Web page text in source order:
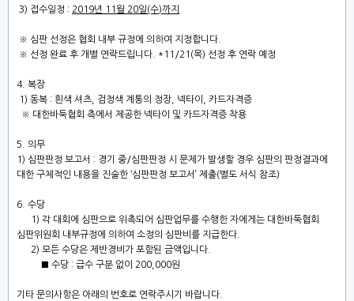
3) 접수일정 : 2019년 11 월 20일(수)까지
※ 심판 선정은 협회 내부 규정에 의하여 지정합니다
※ 선정 완료 후 개별 연락드립니다 . *11/21(목) 선정 후 연락 예정
4. 복장
1) 동복 : 흰색 셔츠 검정색 계통의 정장 넥타이
카드자격증
※ 대한바둑협회 측에서 제공한 넥타이 및 카드자격증 착용
5. 의무
1) 심판판정 보고서 : 경기 중/심판판정 시 문제가 발생할 경우 심판의 판정결과에
대한 구체적인 내용을 진술한 ‘심판판정 보고서’ 제출(별도 서식 참조)
6. 수당
1) 각 대회에 심판으로 위촉되어 심판업무를 수행한 자에게는 대한바둑협회
심판위원회 내부규정에 의하여 소정의 심판비를 지급한다.
2) 모든 수당은 제반경비가 포함된 금액입니다.
■ 수당 : 급수 구분 없이 200,000원
기타 문의사항은 아래의 번호로 연락주시기 바랍니다